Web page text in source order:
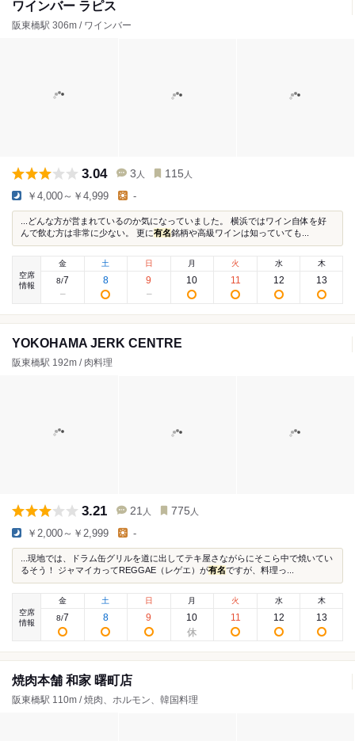
ワインバー ラピス
阪東橋駅 306m / ワインバー
3.04 3 人 115 人
￥4,000～￥4,999 -
...どんな方が営まれているのか気になっていました。 横浜ではワイン自体を好
んで飲む方は非常に少ない。 更に有名銘柄や高級ワインは知っていても...
空席
情報
金
8/7
土
8
日
9
月
10
火
11
水
12
木
13
YOKOHAMA JERK CENTRE
阪東橋駅 192m / 肉料理
3.21 21 人 775 人
￥2,000～￥2,999 -
...現地では、ドラム缶グリルを道に出してテキ屋さながらにそこら中で焼いてい
るそう！ ジャマイカってREGGAE（レゲエ）が有名ですが、料理っ...
空席
情報
金
8/7
土
8
日
9
月
10
火
11
水
12
木
13
焼肉本舗 和家 曙町店
阪東橋駅 110m / 焼肉、ホルモン、韓国料理